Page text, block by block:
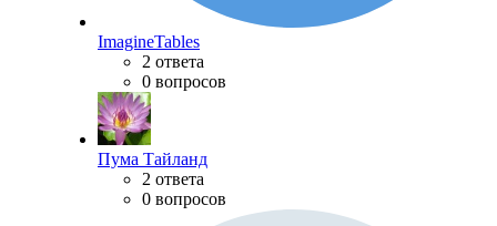
ImagineTables
2 ответа
0 вопросов
Пума Тайланд
2 ответа
0 вопросов